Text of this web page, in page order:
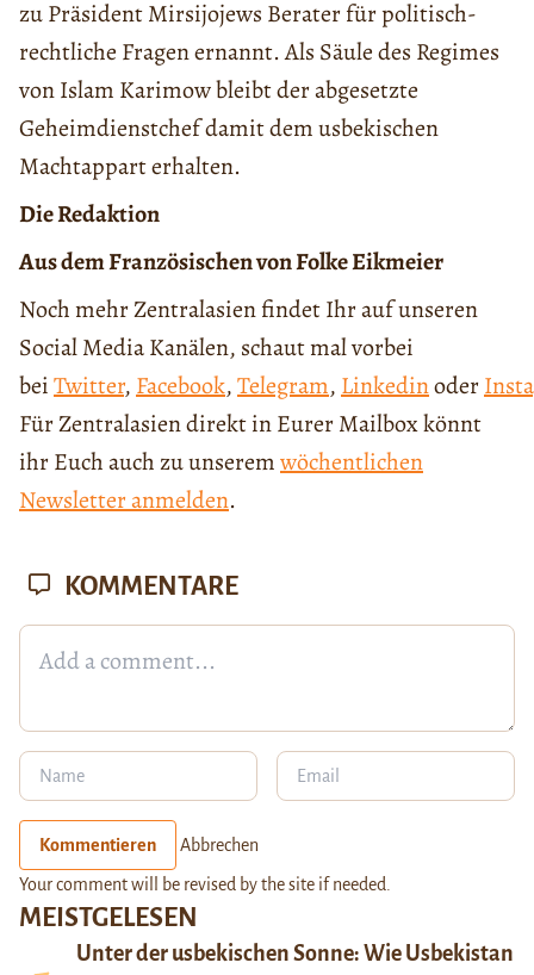
zu Präsident Mirsijojews Berater für politisch-
rechtliche Fragen ernannt. Als Säule des Regimes
von Islam Karimow bleibt der abgesetzte
Geheimdienstchef damit dem usbekischen
Machtappart erhalten.
Die Redaktion
Aus dem Französischen von Folke Eikmeier
Noch mehr Zentralasien findet Ihr auf unseren
Social Media Kanälen, schaut mal vorbei
beiTwitter, Facebook,Telegram, Linkedinoder
Für Zentralasien direkt in Eurer Mailbox könnt
ihr Euch auch zu unseremwöchentlichen
Newsletter anmelden.
MEISTGELESEN
Unter der usbekischen Sonne: Wie Usbekistan
KOMMENTARE
Kommentieren Abbrechen
Your comment will be revised by the site if needed.